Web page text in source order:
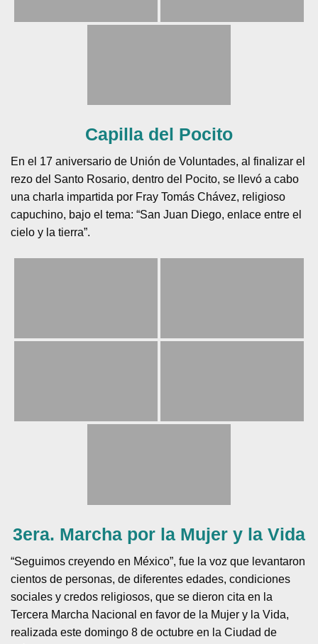
Capilla del Pocito
En el 17 aniversario de Unión de Voluntades, al finalizar el
rezo del Santo Rosario, dentro del Pocito, se llevó a cabo
una charla impartida por Fray Tomás Chávez, religioso
capuchino, bajo el tema: “San Juan Diego, enlace entre el
cielo y la tierra”.
3era. Marcha por la Mujer y la Vida
“Seguimos creyendo en México”, fue la voz que levantaron
cientos de personas, de diferentes edades, condiciones
sociales y credos religiosos, que se dieron cita en la
Tercera Marcha Nacional en favor de la Mujer y la Vida,
realizada este domingo 8 de octubre en la Ciudad de